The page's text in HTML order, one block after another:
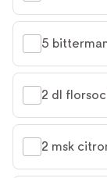
5
2 dl
2 msk